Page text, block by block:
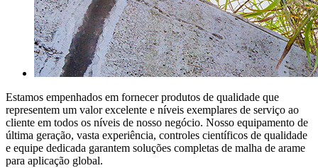
Estamos empenhados em fornecer produtos de qualidade que
representem um valor excelente e níveis exemplares de serviço ao
cliente em todos os níveis de nosso negócio. Nosso equipamento de
última geração, vasta experiência, controles científicos de qualidade
e equipe dedicada garantem soluções completas de malha de arame
para aplicação global.